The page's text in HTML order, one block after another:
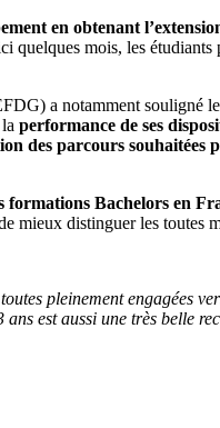
en obtenant
quelques mois, les
a notamment souligné le
performance de ses
des parcours
formations Bachelors en
mieux distinguer les
pleinement engagées
est aussi une très belle